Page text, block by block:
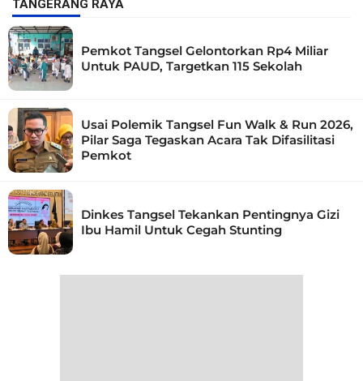
TANGERANG RAYA
Pemkot Tangsel Gelontorkan Rp4 Miliar
Untuk PAUD, Targetkan 115 Sekolah
Usai Polemik Tangsel Fun Walk & Run 2026,
Pilar Saga Tegaskan Acara Tak Difasilitasi
Pemkot
Dinkes Tangsel Tekankan Pentingnya Gizi
Ibu Hamil Untuk Cegah Stunting